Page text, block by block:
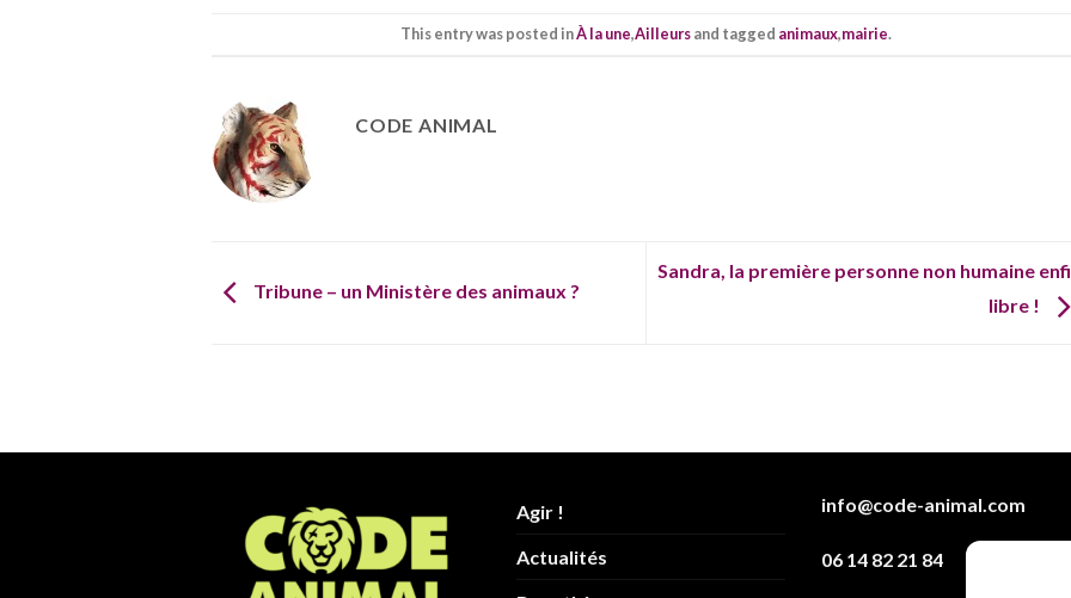
This entry was posted inÀ la une,Ailleursand tagged animaux,mairie.
CODE ANIMAL
Tribune – un Ministère des animaux ?
Sandra, la première personne non humaine
libre !
Agir !
Actualités
info@code-animal.com
06 14 82 21 84